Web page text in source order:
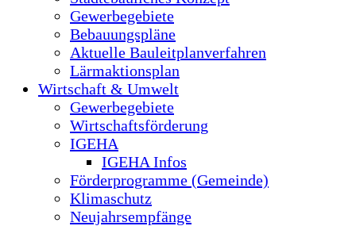
Gewerbegebiete
Bebauungspläne
Aktuelle Bauleitplanverfahren
Lärmaktionsplan
Wirtschaft & Umwelt
Gewerbegebiete
Wirtschaftsförderung
IGEHA
IGEHA Infos
Förderprogramme (Gemeinde)
Klimaschutz
Neujahrsempfänge